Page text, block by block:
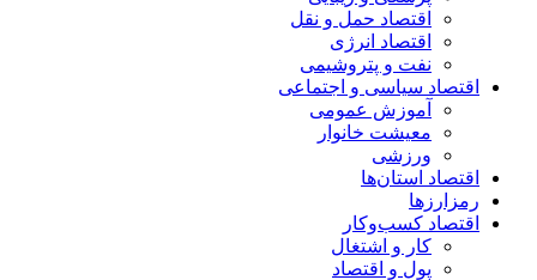
اقتصاد حمل و نقل
اقتصاد انرژی
نفت و پتروشیمی
اقتصاد سیاسی و اجتماعی
آموزش عمومی
معیشت خانوار
ورزشی
اقتصاد استان‌ها
رمزارزها
اقتصاد کسب‌و‌کار
کار و اشتغال
پول و اقتصاد